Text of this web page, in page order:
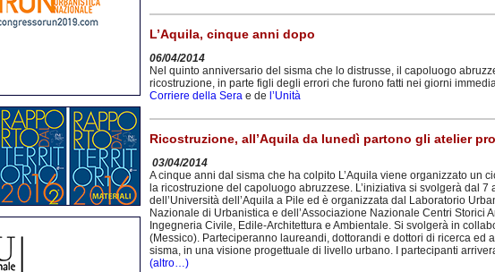
L’Aquila, cinque anni dopo
06/04/2014
Nel quinto anniversario del sisma che lo distrusse, il capoluogo
ricostruzione, in parte figli degli errori che furono fatti nei giorni
Corriere della Sera e de l’Unità
Ricostruzione, all’Aquila da lunedì partono gli atelier
03/04/2014
A cinque anni dal sisma che ha colpito L’Aquila viene organizzato un
la ricostruzione del capoluogo abruzzese. L’iniziativa si svolgerà dal
dell’Università dell’Aquila a Pile ed è organizzata dal Laboratorio
Nazionale di Urbanistica e dell’Associazione Nazionale Centri Storici
Ingegneria Civile, Edile-Architettura e Ambientale. Si svolgerà in
(Messico). Parteciperanno laureandi, dottorandi e dottori di ricerca ed
sisma, in una visione progettuale di livello urbano. I partecipanti
(altro…)